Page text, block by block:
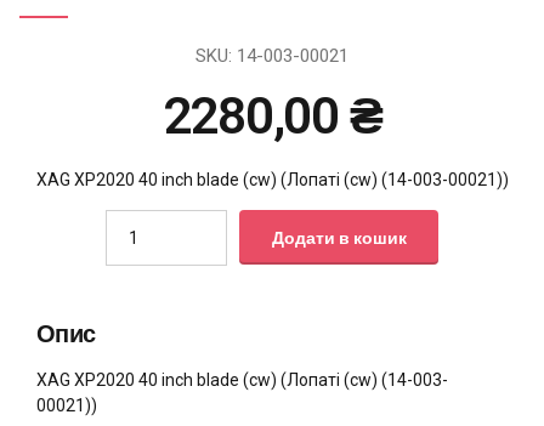
SKU: 14-003-00021
2280,00 ₴
XAG XP2020 40 inch blade (cw) (Лопаті (cw) (14-003-00021))
Додати в кошик
Опис
XAG XP2020 40 inch blade (cw) (Лопаті (cw) (14-003-
00021))